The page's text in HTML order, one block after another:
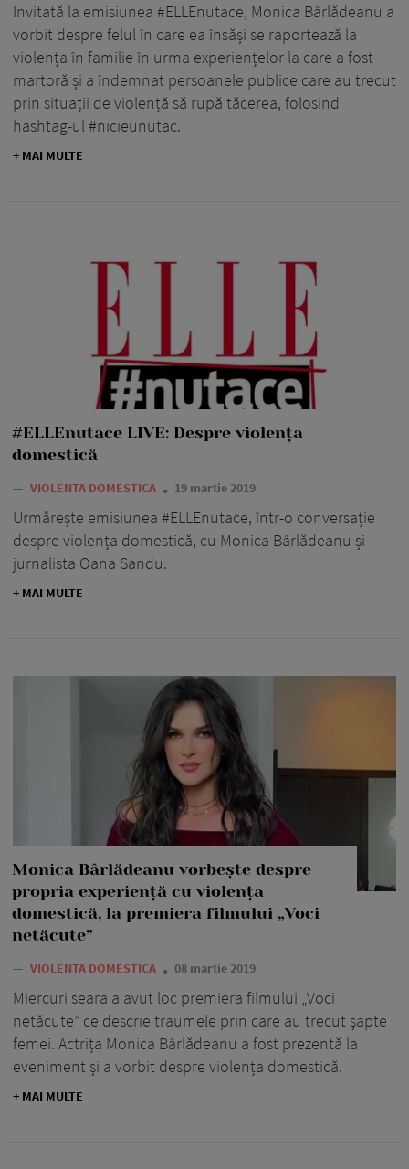
Invitată la emisiunea #ELLEnutace, Monica Bârlădeanu a
vorbit despre felul în care ea însăși se raportează la
violența în familie în urma experiențelor la care a fost
martoră și a îndemnat persoanele publice care au trecut
prin situații de violență să rupă tăcerea, folosind
hashtag-ul #nicieunutac.
+ MAI MULTE
#ELLEnutace LIVE: Despre violența
domestică
— VIOLENTA DOMESTICA 19 martie 2019
Urmărește emisiunea #ELLEnutace, într-o conversație
despre violența domestică, cu Monica Bârlădeanu și
jurnalista Oana Sandu.
+ MAI MULTE
Monica Bârlădeanu vorbește despre
propria experiență cu violența
domestică, la premiera filmului „Voci
netăcute”
— VIOLENTA DOMESTICA 08 martie 2019
Miercuri seara a avut loc premiera filmului „Voci
netăcute” ce descrie traumele prin care au trecut șapte
femei. Actrița Monica Bârlădeanu a fost prezentă la
eveniment și a vorbit despre violența domestică.
+ MAI MULTE